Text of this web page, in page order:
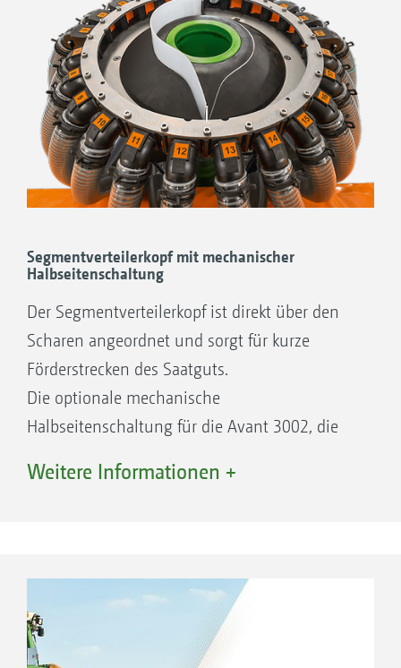
Segmentverteilerkopf mit mechanischer
Halbseitenschaltung
Der Segmentverteilerkopf ist direkt über den
Scharen angeordnet und sorgt für kurze
Förderstrecken des Saatguts.
Die optionale mechanische
Halbseitenschaltung für die Avant 3002, die
einfachen Umsetzung von asymmetrischen
nicht automatisch reduziert.
Ihre Vorteile:
Weitere Informationen +